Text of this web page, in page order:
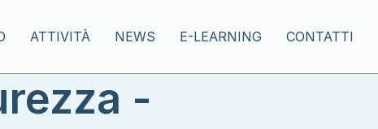
ATTIVITÀ NEWS E-LEARNING CONTATTI
-